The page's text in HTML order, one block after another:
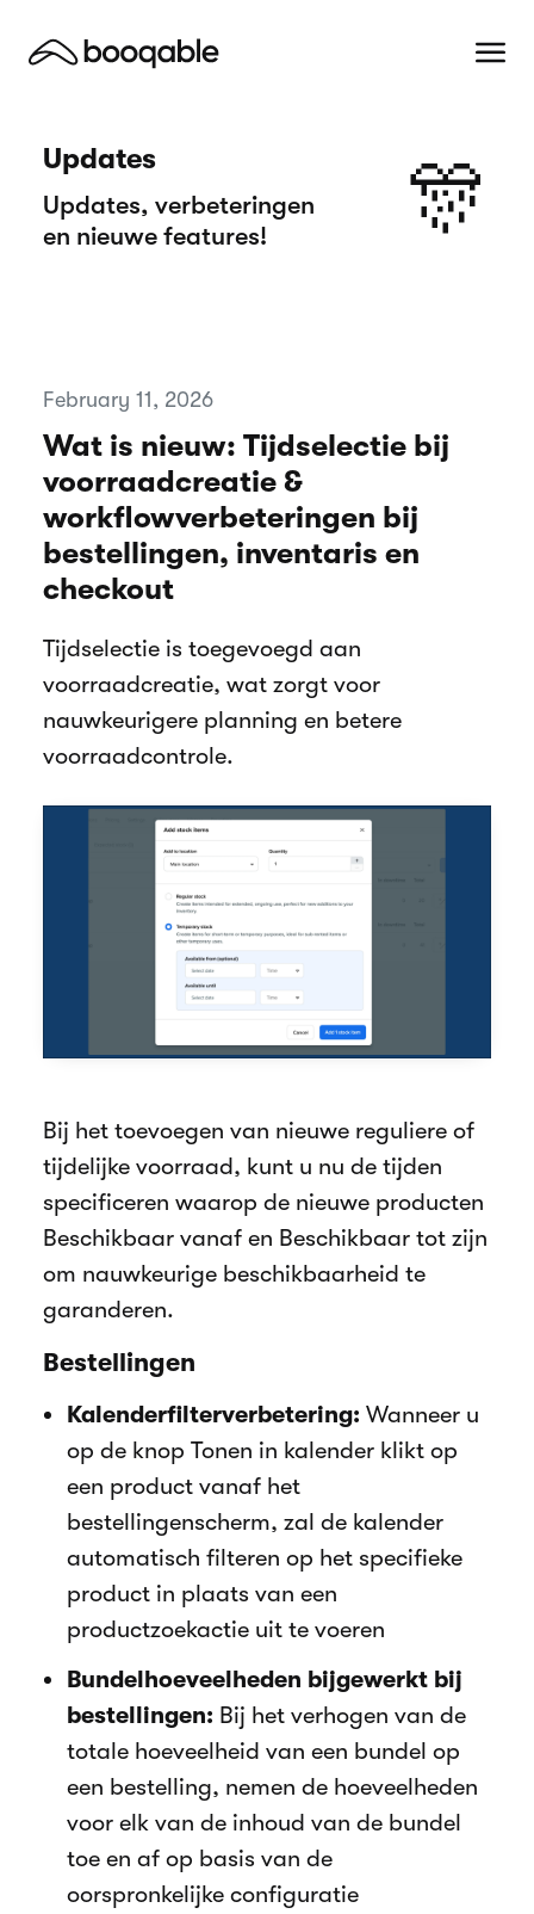
Updates
Updates, verbeteringen
en nieuwe features!
🎊
February 11, 2026
Wat is nieuw: Tijdselectie bij
voorraadcreatie &
workflowverbeteringen bij
bestellingen, inventaris en
checkout
Tijdselectie is toegevoegd aan
voorraadcreatie, wat zorgt voor
nauwkeurigere planning en betere
voorraadcontrole.
Bij het toevoegen van nieuwe reguliere of
tijdelijke voorraad, kunt u nu de tijden
specificeren waarop de nieuwe producten
Beschikbaar vanaf en Beschikbaar tot zijn
om nauwkeurige beschikbaarheid te
garanderen.
Bestellingen
Kalenderfilterverbetering: Wanneer u
op de knop Tonen in kalender klikt op
een product vanaf het
bestellingenscherm, zal de kalender
automatisch filteren op het specifieke
product in plaats van een
productzoekactie uit te voeren
Bundelhoeveelheden bijgewerkt bij
bestellingen: Bij het verhogen van de
totale hoeveelheid van een bundel op
een bestelling, nemen de hoeveelheden
voor elk van de inhoud van de bundel
toe en af op basis van de
oorspronkelijke configuratie